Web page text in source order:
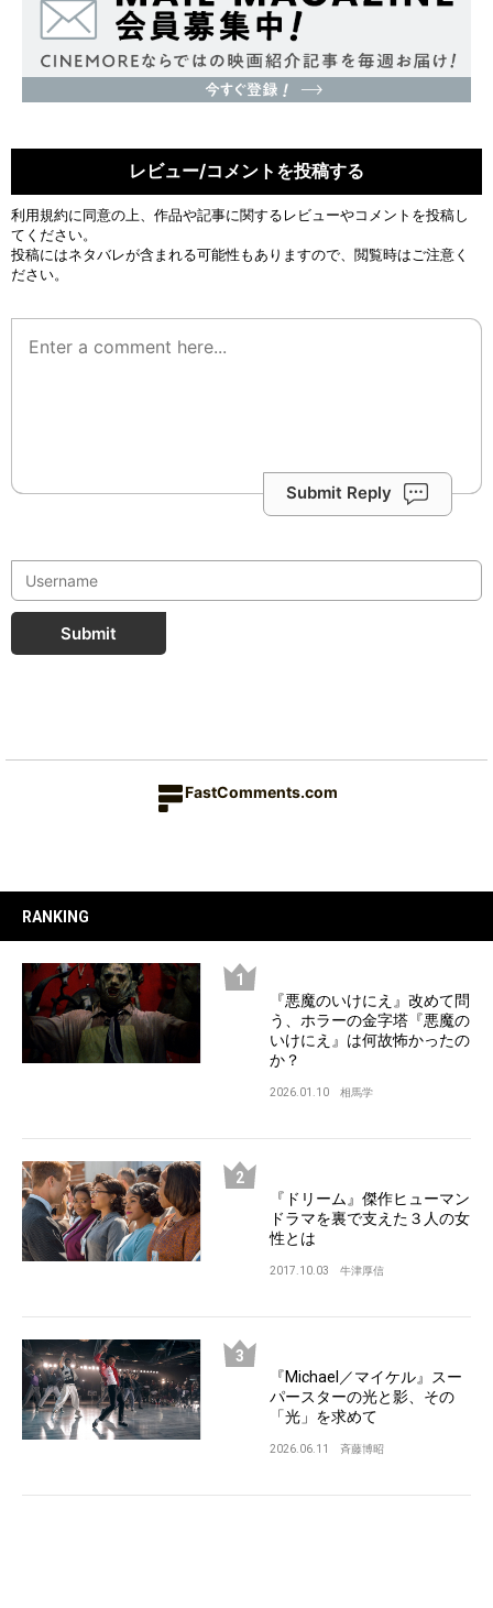
レビュー/コメントを投稿する
利用規約に同意の上、作品や記事に関するレビューやコメントを投稿し
てください。
投稿にはネタバレが含まれる可能性もありますので、閲覧時はご注意く
ださい。
Submit Reply
Submit
FastComments.com
RANKING
『悪魔のいけにえ』改めて問
う、ホラーの金字塔『悪魔の
いけにえ』は何故怖かったの
か？
2026.01.10 相馬学
『ドリーム』傑作ヒューマン
ドラマを裏で支えた３人の女
性とは
2017.10.03 牛津厚信
『Michael／マイケル』スー
パースターの光と影、その
「光」を求めて
2026.06.11 斉藤博昭